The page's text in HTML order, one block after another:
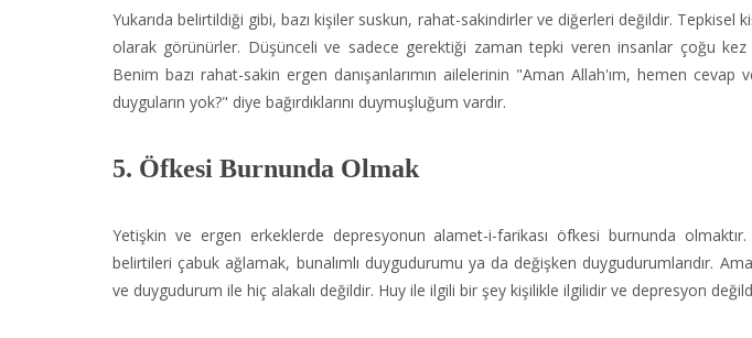
Yukarıda belirtildiği gibi, bazı kişiler suskun, rahat-sakindirler ve diğerleri değildir. Tepkisel
olarak görünürler. Düşünceli ve sadece gerektiği zaman tepki veren insanlar çoğu kez
Benim bazı rahat-sakin ergen danışanlarımın ailelerinin "Aman Allah'ım, hemen
duyguların yok?" diye bağırdıklarını duymuşluğum vardır.
5. Öfkesi Burnunda Olmak
Yetişkin ve ergen erkeklerde depresyonun alamet-i-farikası öfkesi burnunda
belirtileri çabuk ağlamak, bunalımlı duygudurumu ya da değişken duygudurumlarıdır.
ve duygudurum ile hiç alakalı değildir. Huy ile ilgili bir şey kişilikle ilgilidir ve depresyon